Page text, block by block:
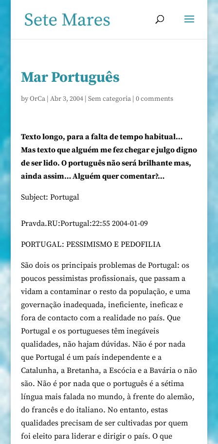
Mar Português
byOrCa| Abr 3, 2004| Sem categoria| 0 comments
Texto longo, para a falta de tempo habitual…
Mas texto que alguém me fez chegar e julgo digno
de ser lido. O português não será brilhante mas,
ainda assim… Alguém quer comentar?…
Subject: Portugal
Pravda.RU:Portugal:22:55 2004-01-09
PORTUGAL: PESSIMISMO E PEDOFILIA
São dois os principais problemas de Portugal: os
poucos pessimistas profissionais, que passam a
vidam a contaminar o resto da população, e uma
governação inadequada, ineficiente, ineficaz e
fora de contacto com a realidade no país. Que
Portugal e os portugueses têm inegáveis
qualidades, não hajam dúvidas. Não é por nada
que Portugal é um país independente e a
Catalunha, a Bretanha, a Escócia e a Bavária o não
são. Não é por nada que o português é a sétima
língua mais falada no mundo, à frente do alemão,
do francês e do italiano. No entanto, estas
qualidades precisam de ser cultivadas por quem
foi eleito para liderar e dirigir o país. O que